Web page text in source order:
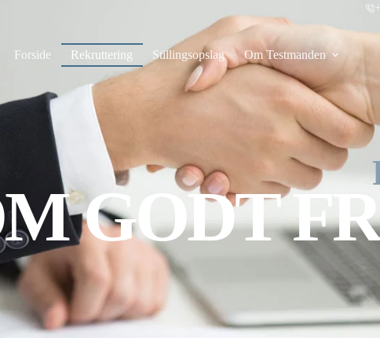
Forside Rekruttering Stillingsopslag Om Testmanden
GODT